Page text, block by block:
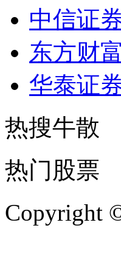
中信证
东方财
华泰证
热搜牛散
热门股票
Copyright